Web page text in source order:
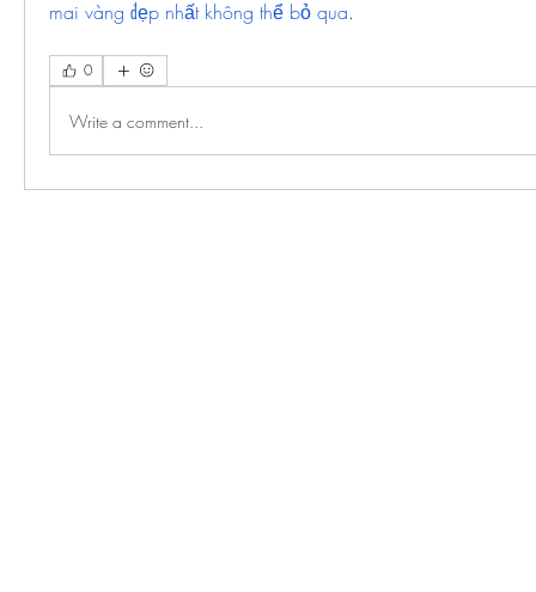
mai vàng đẹp nhất không thể bỏ qua.
0
Write a comment...